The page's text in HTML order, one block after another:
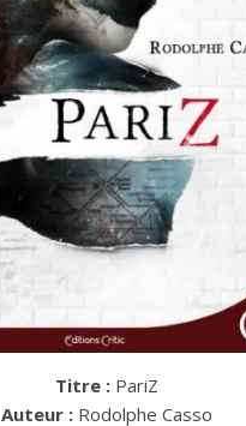
Titre : PariZ
Auteur : Rodolphe Casso